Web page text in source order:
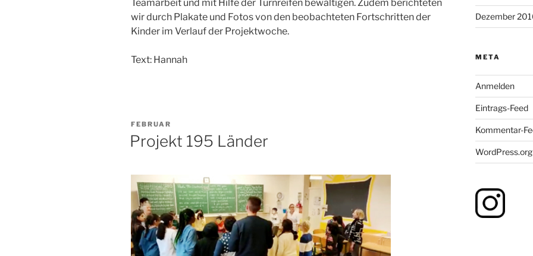
Teamarbeit und mit Hilfe der Turnreifen bewältigen. Zudem berichteten
wir durch Plakate und Fotos von den beobachteten Fortschritten der
Kinder im Verlauf der Projektwoche.
Text: Hannah
VERÖFFENTLICHT
AM
FEBRUAR
Projekt 195 Länder
Dezember
META
Anmelden
Eintrags-Feed
Kommentar-
WordPress.org